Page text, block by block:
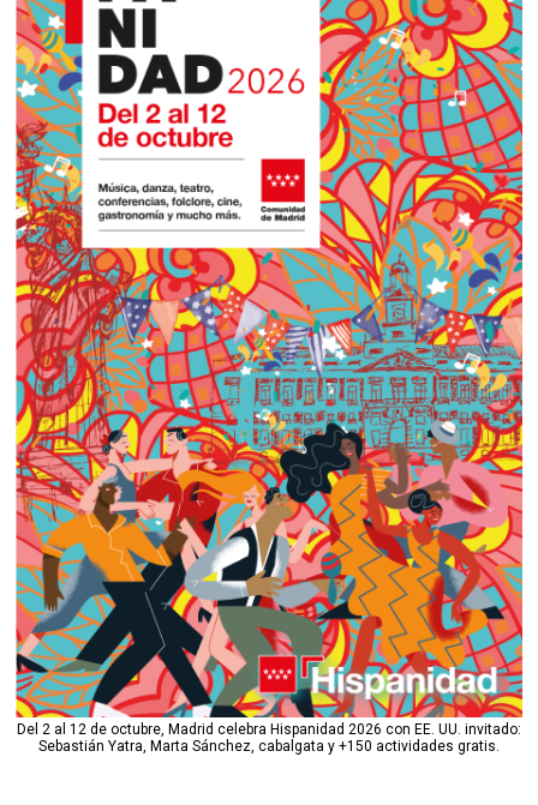
Del 2 al 12 de octubre, Madrid celebra Hispanidad 2026 con EE. UU. invitado:
Sebastián Yatra, Marta Sánchez, cabalgata y +150 actividades gratis.